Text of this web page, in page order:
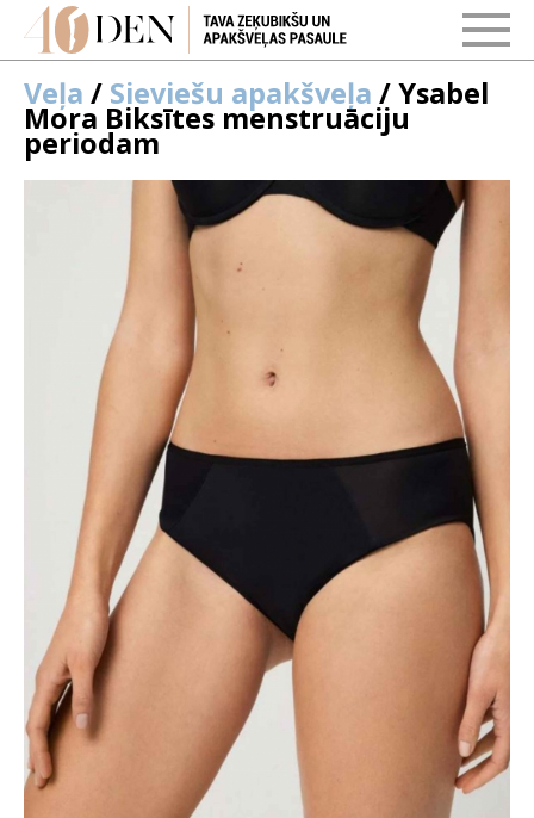
Veļa / Sieviešu apakšveļa / Ysabel
Mora Biksītes menstruāciju
periodam